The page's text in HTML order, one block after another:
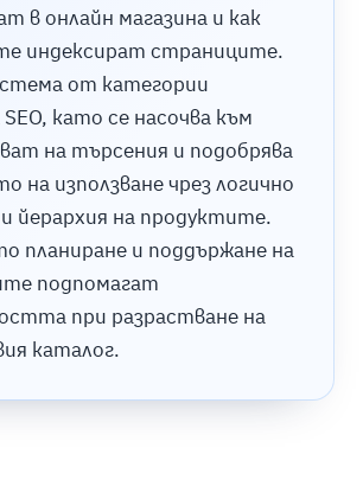
в онлайн магазина и как
индексират страниците.
от категории
като се насочва към
на търсения и подобрява
на използване чрез логично
и йерархия на продуктите.
планиране и поддържане на
подпомагат
при разрастване на
каталог.